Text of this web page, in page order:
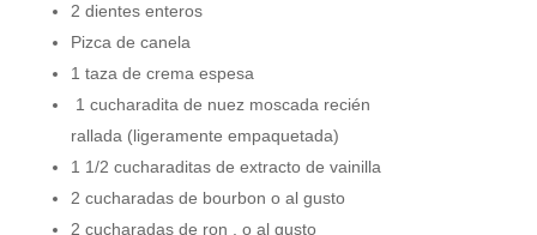
2 dientes enteros
Pizca de canela
1 taza de crema espesa
1 cucharadita de nuez moscada recién
rallada (ligeramente empaquetada)
1 1/2 cucharaditas de extracto de vainilla
2 cucharadas de bourbon o al gusto
2 cucharadas de ron , o al gusto